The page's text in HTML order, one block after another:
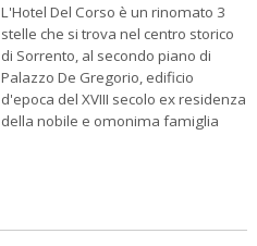
L'Hotel Del Corso è un rinomato 3
stelle che si trova nel centro storico
di Sorrento, al secondo piano di
Palazzo De Gregorio, edificio
d'epoca del XVIII secolo ex residenza
della nobile e omonima famiglia